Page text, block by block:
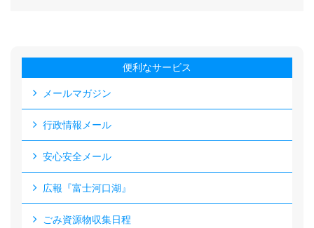
便利なサービス
メールマガジン
行政情報メール
安心安全メール
広報『富士河口湖』
ごみ資源物収集日程